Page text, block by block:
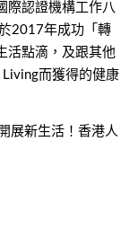
際認證機構工作八
2017年成功「轉
活點滴，及跟其他
而獲得的健康
展新生活！香港人